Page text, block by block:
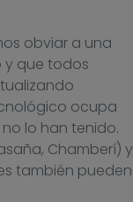
obviar a una
y que todos
ocupa
lo han tenido.
Chamberí) y
también pueden